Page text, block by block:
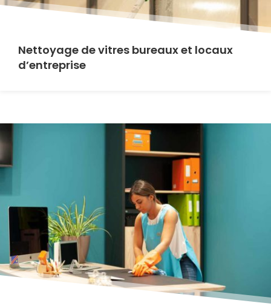
Nettoyage de vitres bureaux et locaux
d’entreprise